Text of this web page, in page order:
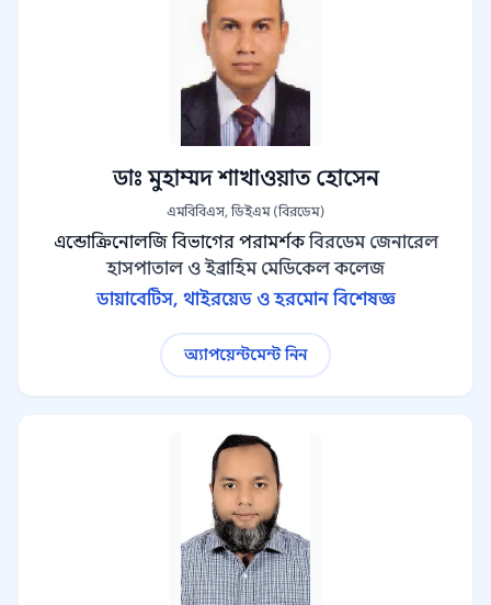
ডাঃ মুহাম্মদ শাখাওয়াত হোসেন
এমবিবিএস, ডিইএম (বিরডেম)
এন্ডোক্রিনোলজি বিভাগের পরামর্শক বিরডেম জেনারেল
হাসপাতাল ও ইব্রাহিম মেডিকেল কলেজ
ডায়াবেটিস, থাইরয়েড ও হরমোন বিশেষজ্ঞ
অ্যাপয়েন্টমেন্ট নিন